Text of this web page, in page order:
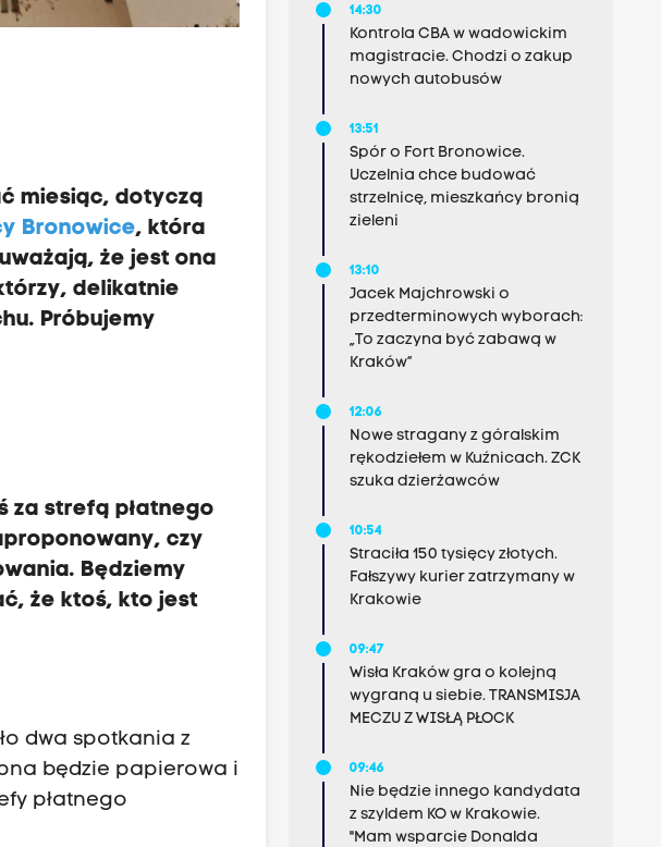
miesiąc, dotyczą
Bronowice, która
że jest ona
delikatnie
Próbujemy
za strefą płatnego
czy
Będziemy
że ktoś, kto jest
dwa spotkania z
będzie papierowa i
płatnego
14:30
Kontrola CBA w wadowickim
magistracie. Chodzi o zakup
nowych autobusów
13:51
Spór o Fort Bronowice.
Uczelnia chce budować
strzelnicę, mieszkańcy bronią
zieleni
13:10
Jacek Majchrowski o
przedterminowych wyborach:
„To zaczyna być zabawą w
Kraków”
12:06
Nowe stragany z góralskim
rękodziełem w Kuźnicach. ZCK
szuka dzierżawców
10:54
Straciła 150 tysięcy złotych.
Fałszywy kurier zatrzymany w
Krakowie
09:47
Wisła Kraków gra o kolejną
wygraną u siebie. TRANSMISJA
MECZU Z WISŁĄ PŁOCK
09:46
Nie będzie innego kandydata
z szyldem KO w Krakowie.
"Mam wsparcie Donalda